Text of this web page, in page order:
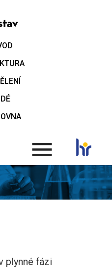
.
plynné fázi